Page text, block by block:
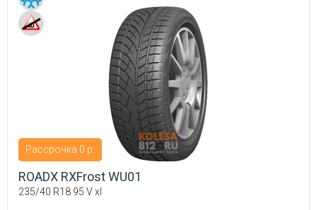
Рассрочка 0 р.
ROADX RXFrost WU01
235/40 R18 95 V xl